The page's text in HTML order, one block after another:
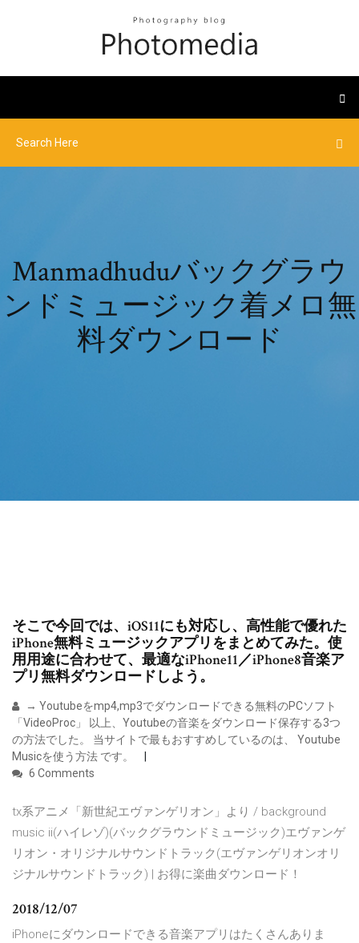
Manmadhuduバックグラウ
ンドミュージック着メロ無
料ダウンロード
そこで今回では、iOS11にも対応し、高性能で優れた
iPhone無料ミュージックアプリをまとめてみた。使
用用途に合わせて、最適なiPhone11／iPhone8音楽ア
プリ無料ダウンロードしよう。
→ Youtubeをmp4,mp3でダウンロードできる無料のPCソフト
「VideoProc」 以上、Youtubeの音楽をダウンロード保存する3つ
の方法でした。 当サイトで最もおすすめしているのは、 Youtube
Musicを使う方法 です。
6 Comments
tx系アニメ「新世紀エヴァンゲリオン」より / background
music ii(ハイレゾ)(バックグラウンドミュージック)エヴァンゲ
リオン・オリジナルサウンドトラック(エヴァンゲリオンオリ
ジナルサウンドトラック) | お得に楽曲ダウンロード！
2018/12/07
iPhoneにダウンロードできる音楽アプリはたくさんありま